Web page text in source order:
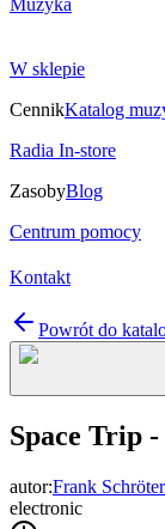
Muzyka
W sklepie
CennikKatalog
Radia In-store
ZasobyBlog
Centrum pomocy
Kontakt
Powrót do
Space Trip
autor:Frank Schröter
electronic